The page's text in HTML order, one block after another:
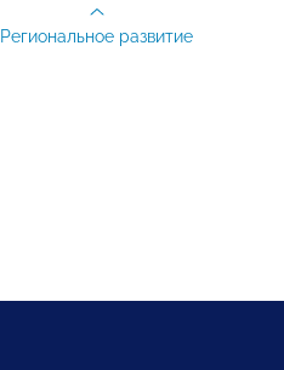
Региональное развитие